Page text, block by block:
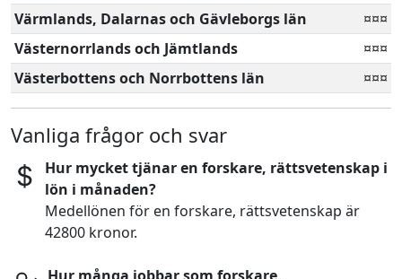
Värmlands, Dalarnas och Gävleborgs län
¤¤¤
Västernorrlands och Jämtlands
¤¤¤
Västerbottens och Norrbottens län
¤¤¤
Vanliga frågor och svar
Hur mycket tjänar en forskare, rättsvetenskap i
lön i månaden?
Medellönen för en forskare, rättsvetenskap är
42800 kronor.